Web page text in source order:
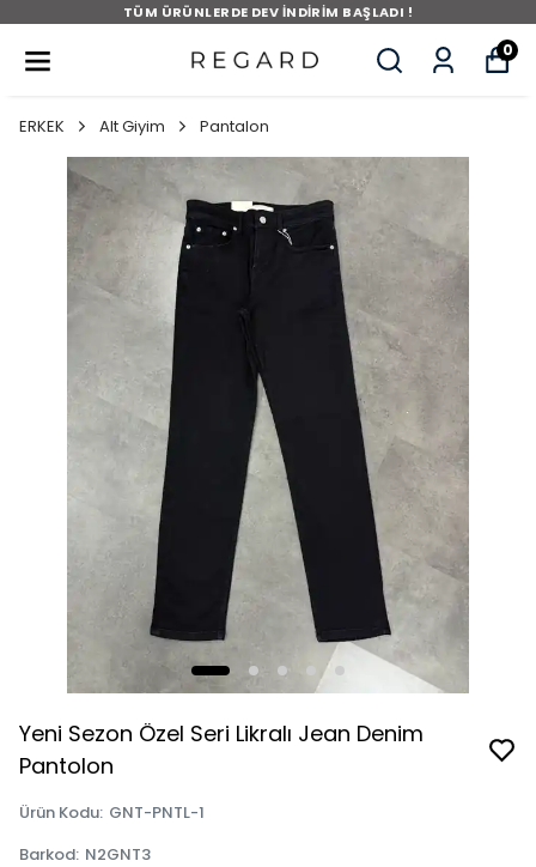
TÜM ÜRÜNLERDE DEV İNDİRİM BAŞLADI !
0
ERKEK Alt Giyim Pantalon
Yeni Sezon Özel Seri Likralı Jean Denim
Pantolon
Ürün Kodu: GNT-PNTL-1
Barkod: N2GNT3